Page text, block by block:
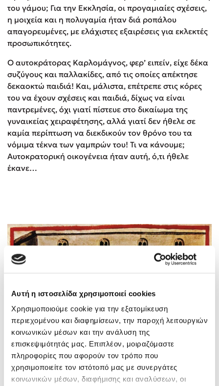
Αυτή η ιστοσελίδα χρησιμοποιεί cookies
Χρησιμοποιούμε cookie για την εξατομίκευση
περιεχομένου και διαφημίσεων, την παροχή λειτουργιών
κοινωνικών μέσων και την ανάλυση της
επισκεψιμότητάς μας. Επιπλέον, μοιραζόμαστε
πληροφορίες που αφορούν τον τρόπο που
χρησιμοποιείτε τον ιστότοπό μας με συνεργάτες
κοινωνικών μέσων, διαφήμισης και αναλύσεων, οι
του γάμου; Για την Εκκλησία, οι προγαμιαίες σχέσεις,
η μοιχεία και η πολυγαμία ήταν διά ροπάλου
απαγορευμένες, με ελάχιστες εξαιρέσεις για εκλεκτές
προσωπικότητες.
Ο αυτοκράτορας Καρλομάγνος, φερ’ ειπείν, είχε δέκα
συζύγους και παλλακίδες, από τις οποίες απέκτησε
δεκαοκτώ παιδιά! Και, μάλιστα, επέτρεπε στις κόρες
του να έχουν σχέσεις και παιδιά, δίχως να είναι
παντρεμένες, όχι γιατί πίστευε στο δικαίωμα της
γυναικείας χειραφέτησης, αλλά γιατί δεν ήθελε σε
καμία περίπτωση να διεκδικούν τον θρόνο του τα
νόμιμα τέκνα των γαμπρών του! Τι να κάνουμε;
Αυτοκρατορική οικογένεια ήταν αυτή, ό,τι ήθελε
έκανε…